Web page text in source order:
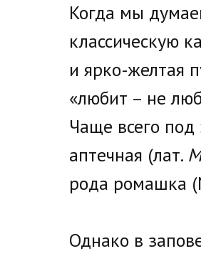
Когда мы
классическую
и ярко-желтая
«любит – не
Чаще всего
аптечная (лат.
рода ромашка
Однако в